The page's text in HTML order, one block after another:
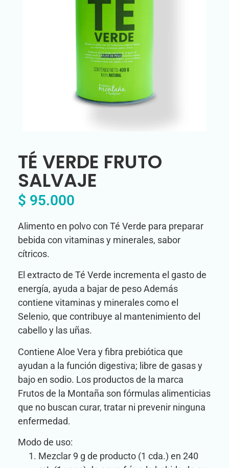
TÉ VERDE FRUTO
SALVAJE
$ 95.000
Alimento en polvo con Té Verde para preparar
bebida con vitaminas y minerales, sabor
cítricos.
El extracto de Té Verde incrementa el gasto de
energía, ayuda a bajar de peso Además
contiene vitaminas y minerales como el
Selenio, que contribuye al mantenimiento del
cabello y las uñas.
Contiene Aloe Vera y fibra prebiótica que
ayudan a la función digestiva; libre de gasas y
bajo en sodio. Los productos de la marca
Frutos de la Montaña son fórmulas alimenticias
que no buscan curar, tratar ni prevenir ninguna
enfermedad.
Modo de uso:
Mezclar 9 g de producto (1 cda.) en 240